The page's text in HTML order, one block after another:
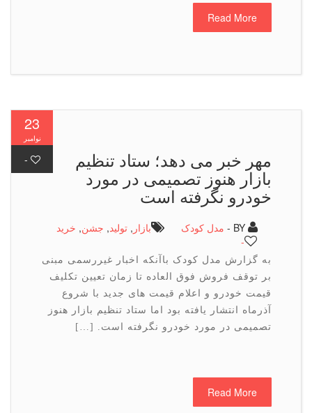
Read More
مهر خبر می دهد؛ ستاد تنظیم
بازار هنوز تصمیمی در مورد
خودرو نگرفته است
مدل کودک بازار ,تولید,جشن,خرید
به گزارش مدل کودک باآنکه اخبار غیررسمی مبنی
بر توقف فروش فوق العاده تا زمان تعیین تکلیف
قیمت خودرو و اعلام قیمت های جدید با شروع
آذرماه انتشار یافته بود اما ستاد تنظیم بازار هنوز
تصمیمی در مورد خودرو نگرفته است. […]
Read More